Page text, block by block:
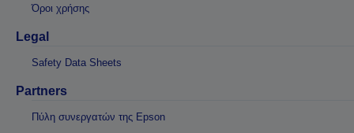
Όροι χρήσης
Legal
Safety Data Sheets
Partners
Πύλη συνεργατών της Epson